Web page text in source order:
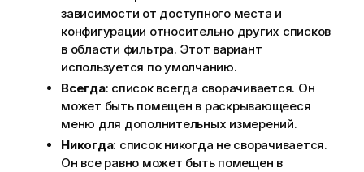
зависимости от доступного места и
конфигурации относительно других списков
в области фильтра. Этот вариант
используется по умолчанию.
Всегда: список всегда сворачивается. Он
может быть помещен в раскрывающееся
меню для дополнительных измерений.
Никогда: список никогда не сворачивается.
Он все равно может быть помещен в